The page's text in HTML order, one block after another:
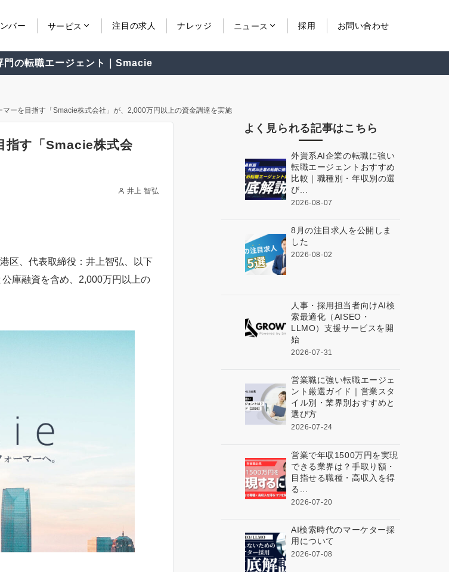
バー サービス 注目の求人 ナレッジ ニュース 採用 お問い合わせ
門の転職エージェント｜Smacie
ーを目指す「Smacie株式会社」が、2,000万円以上の資金調達を実施
指す「Smacie株式会
井上 智弘
区、代表取締役：井上智弘、以下
庫融資を含め、2,000万円以上の
よく見られる記事はこちら
外資系AI企業の転職に強い
転職エージェントおすすめ
比較｜職種別・年収別の選
び...
2026-08-07
8月の注目求人を公開しま
した
2026-08-02
人事・採用担当者向けAI検
索最適化（AISEO・
LLMO）支援サービスを開
始
2026-07-31
営業職に強い転職エージェ
ント厳選ガイド｜営業スタ
イル別・業界別おすすめと
選び方
2026-07-24
営業で年収1500万円を実現
できる業界は？手取り額・
目指せる職種・高収入を得
る...
2026-07-20
AI検索時代のマーケター採
用について
2026-07-08